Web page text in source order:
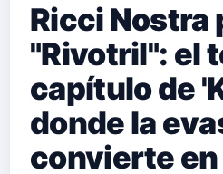
Ricci Nostra
"Rivotril": el
capítulo de
donde la
convierte